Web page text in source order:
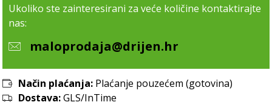
Ukoliko ste zainteresirani za veće količine kontaktirajte
nas:
maloprodaja@drijen.hr
Način plaćanja: Plaćanje pouzećem (gotovina)
Dostava:GLS/InTime